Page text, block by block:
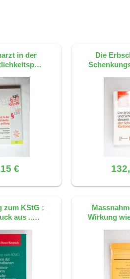
in der
€
Die
zum KStG :
aus ..…
Wirkung